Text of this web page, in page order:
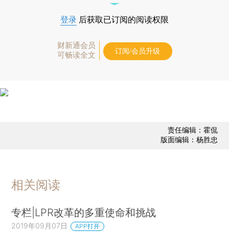
登录 后获取已订阅的阅读权限
财新通会员
可畅读全文
订阅/会员升级
责任编辑：霍侃
版面编辑：杨胜忠
相关阅读
专栏|LPR改革的多重使命和挑战
2019年09月07日 APP打开